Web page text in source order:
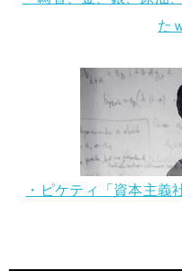
た
・ピケティ「資本主義